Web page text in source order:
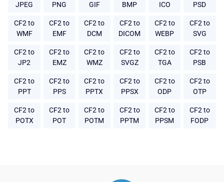
JPEG
PNG
GIF
BMP
ICO
PSD
CF2 to
WMF
CF2 to
EMF
CF2 to
DCM
CF2 to
DICOM
CF2 to
WEBP
CF2 to
SVG
CF2 to
JP2
CF2 to
EMZ
CF2 to
WMZ
CF2 to
SVGZ
CF2 to
TGA
CF2 to
PSB
CF2 to
PPT
CF2 to
PPS
CF2 to
PPTX
CF2 to
PPSX
CF2 to
ODP
CF2 to
OTP
CF2 to
POTX
CF2 to
POT
CF2 to
POTM
CF2 to
PPTM
CF2 to
PPSM
CF2 to
FODP